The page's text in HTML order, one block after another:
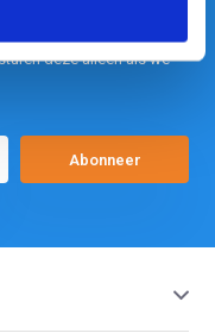
deze alleen als we
Abonneer